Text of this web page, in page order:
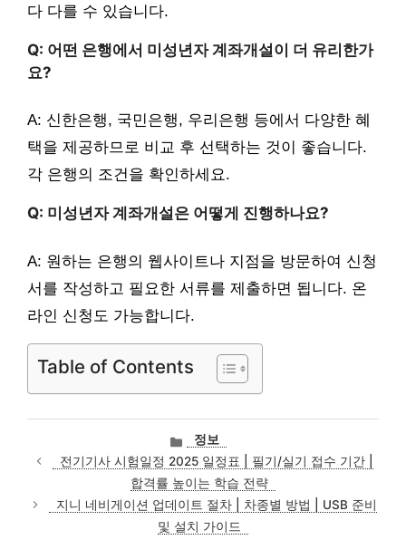
다 다를 수 있습니다.
Q: 어떤 은행에서 미성년자 계좌개설이 더 유리한가
요?
A: 신한은행, 국민은행, 우리은행 등에서 다양한 혜
택을 제공하므로 비교 후 선택하는 것이 좋습니다.
각 은행의 조건을 확인하세요.
Q: 미성년자 계좌개설은 어떻게 진행하나요?
A: 원하는 은행의 웹사이트나 지점을 방문하여 신청
서를 작성하고 필요한 서류를 제출하면 됩니다. 온
라인 신청도 가능합니다.
Table of Contents
카
테
고
리
정보
전기기사 시험일정 2025 일정표 | 필기/실기 접수 기간 |
합격률 높이는 학습 전략
지니 네비게이션 업데이트 절차 | 차종별 방법 | USB 준비
및 설치 가이드